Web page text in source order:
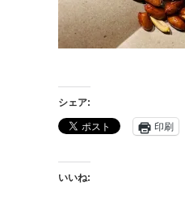
シェア:
印刷
いいね: